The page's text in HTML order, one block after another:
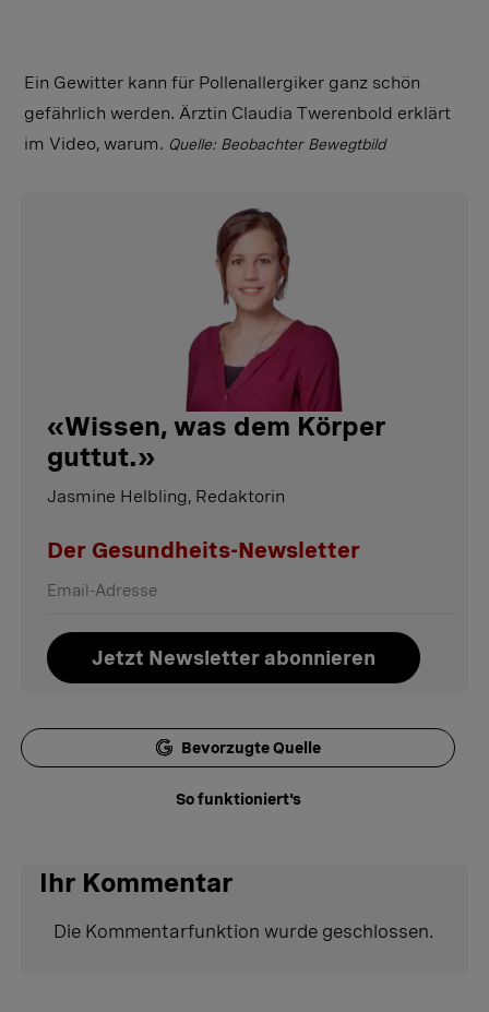
Ein Gewitter kann für Pollenallergiker ganz schön
gefährlich werden. Ärztin Claudia Twerenbold erklärt
im Video, warum. Quelle: Beobachter Bewegtbild
«Wissen, was dem Körper
guttut.»
Jasmine Helbling, Redaktorin
Der Gesundheits-Newsletter
Jetzt Newsletter abonnieren
Bevorzugte Quelle
So funktioniert's
Ihr Kommentar
Die Kommentarfunktion wurde geschlossen.